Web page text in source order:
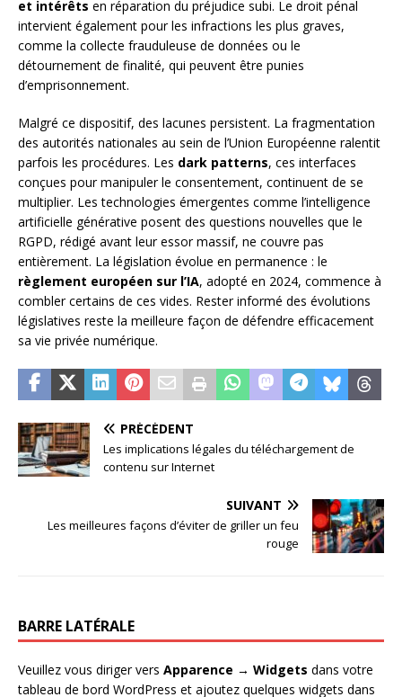
et intérêts en réparation du préjudice subi. Le droit pénal
intervient également pour les infractions les plus graves,
comme la collecte frauduleuse de données ou le
détournement de finalité, qui peuvent être punies
d’emprisonnement.
Malgré ce dispositif, des lacunes persistent. La fragmentation
des autorités nationales au sein de l’Union Européenne ralentit
parfois les procédures. Les dark patterns, ces interfaces
conçues pour manipuler le consentement, continuent de se
multiplier. Les technologies émergentes comme l’intelligence
artificielle générative posent des questions nouvelles que le
RGPD, rédigé avant leur essor massif, ne couvre pas
entièrement. La législation évolue en permanence : le
règlement européen sur l’IA, adopté en 2024, commence à
combler certains de ces vides. Rester informé des évolutions
législatives reste la meilleure façon de défendre efficacement
sa vie privée numérique.
PRÉCÉDENT
Les implications légales du téléchargement de
contenu sur Internet
SUIVANT
Les meilleures façons d’éviter de griller un feu
rouge
BARRE LATÉRALE
Veuillez vous diriger vers Apparence → Widgets dans votre
tableau de bord WordPress et ajoutez quelques widgets dans